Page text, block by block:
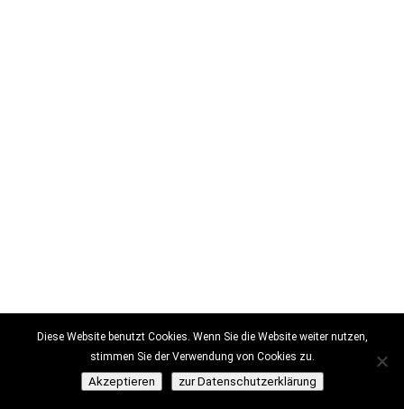
Copyright © MICHAEL C. MOELLER
Diese Website benutzt Cookies. Wenn Sie die Website weiter nutzen,
stimmen Sie der Verwendung von Cookies zu.
Akzeptieren zur Datenschutzerklärung